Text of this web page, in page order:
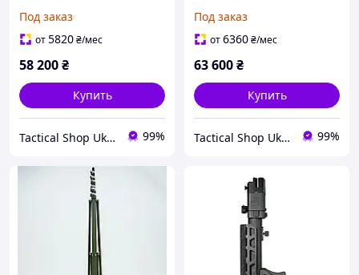
Под заказ
от5820₴/мес
58 200₴
Купить
Tactical Shop Ukraine 99%
Под заказ
от6360₴/мес
63 600₴
Купить
Tactical Shop Ukraine 99%